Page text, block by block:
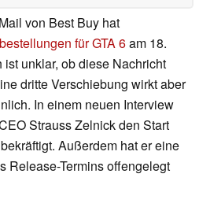
von Best Buy hat
für GTA 6am 18.
unklar, ob diese Nachricht
dritte Verschiebung wirkt aber
In einem neuen Interview
Strauss Zelnick den Start
Außerdem hat er eine
Release-Termins offengelegt